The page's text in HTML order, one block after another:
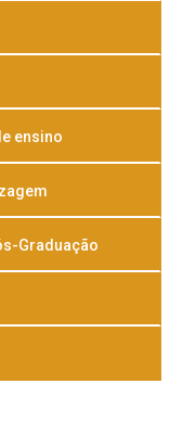
ensino
Graduação